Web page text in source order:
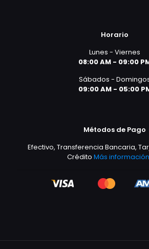
Horario
Lunes - Viernes
08:00 AM - 09:00
Sábados -
09:00 AM - 05:00
Métodos de Pago
Efectivo, Transferencia Bancaria,
CréditoMás información